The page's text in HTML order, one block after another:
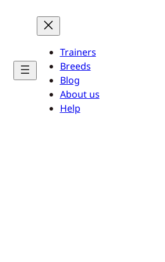
Trainers
Breeds
Blog
About us
Help